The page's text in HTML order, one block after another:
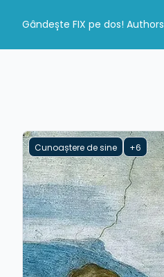
Gândește FIX pe dos! Authors
Cunoaștere de sine +6